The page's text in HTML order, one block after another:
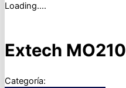
Loading....
Extech MO210
Categoría: